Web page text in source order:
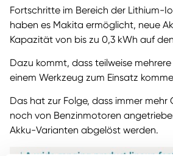
Fortschritte im Bereich der Lithium-
haben es Makita ermöglicht, neue
Kapazität von bis zu 0,3 kWh auf
Dazu kommt, dass teilweise
einem Werkzeug zum Einsatz
Das hat zur Folge, dass immer mehr
noch von Benzinmotoren
Akku-Varianten abgelöst werden.